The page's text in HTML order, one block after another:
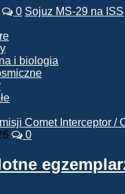
0 Sojuz MS-29 na ISS
i biologia
0